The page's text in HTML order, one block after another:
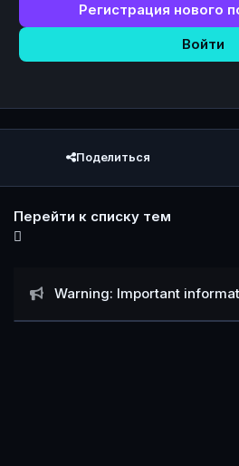
Регистрация нового
Войти
Поделиться
Перейти к списку тем
Warning: Important